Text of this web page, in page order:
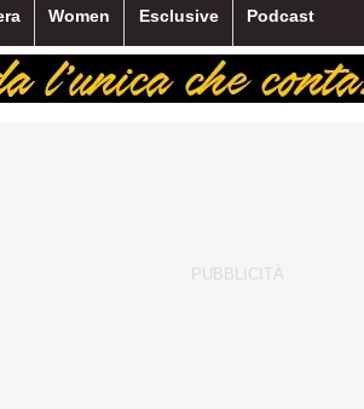
Women Esclusive Podcast